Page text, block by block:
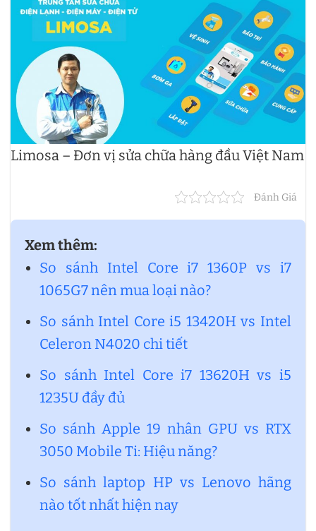
Limosa – Đơn vị sửa chữa hàng đầu Việt Nam
Đánh Giá
Xem thêm:
So sánh Intel Core i7 1360P vs i7
1065G7 nên mua loại nào?
So sánh Intel Core i5 13420H vs Intel
Celeron N4020 chi tiết
So sánh Intel Core i7 13620H vs i5
1235U đầy đủ
So sánh Apple 19 nhân GPU vs RTX
3050 Mobile Ti: Hiệu năng?
So sánh laptop HP vs Lenovo hãng
nào tốt nhất hiện nay